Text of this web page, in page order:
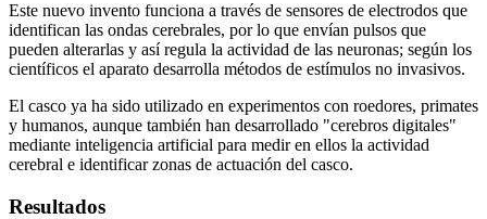
Este nuevo invento funciona a través de sensores de electrodos que
identifican las ondas cerebrales, por lo que envían pulsos que
pueden alterarlas y así regula la actividad de las neuronas; según los
científicos el aparato desarrolla métodos de estímulos no invasivos.
El casco ya ha sido utilizado en experimentos con roedores, primates
y humanos, aunque también han desarrollado "cerebros digitales"
mediante inteligencia artificial para medir en ellos la actividad
cerebral e identificar zonas de actuación del casco.
Resultados